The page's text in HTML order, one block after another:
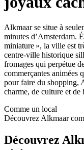
Alkmaar se situe à
minutes d’Amsterdam.
miniature », la ville est
centre-ville historique
fromages qui perpétue
commerçantes animées
pour faire du shopping,
charme, de culture et de
Comme un local
Découvrez Alkmaar
Découvrez